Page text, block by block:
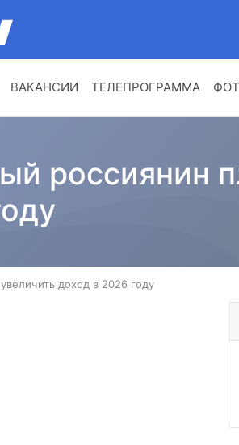
ВАКАНСИИ ТЕЛЕПРОГРАММА
россиянин
доход в 2026 году